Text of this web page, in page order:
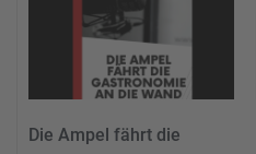
Die Ampel fährt die